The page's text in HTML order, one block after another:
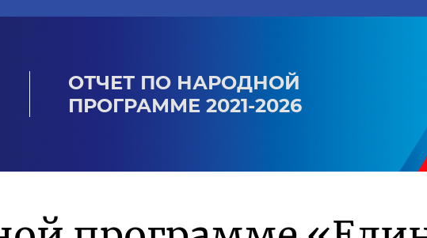
ОТЧЕТ ПО НАРОДНОЙ
ПРОГРАММЕ 2021-2026